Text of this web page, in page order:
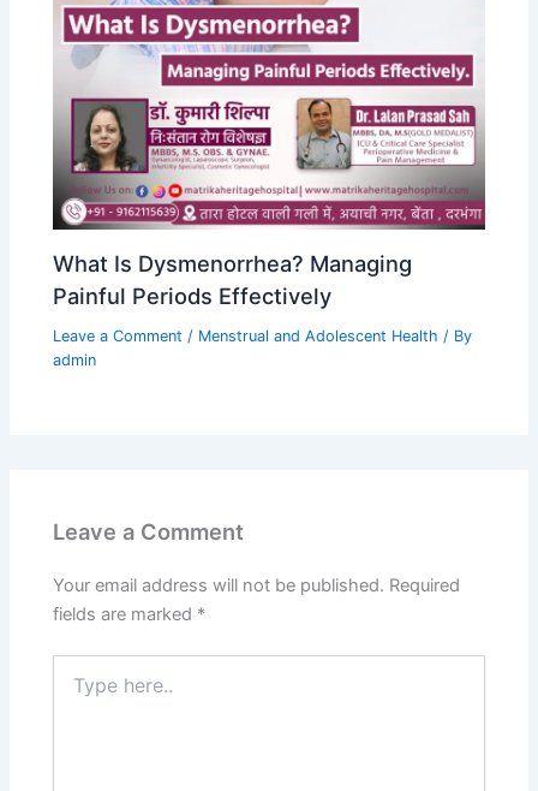
What Is Dysmenorrhea? Managing
Painful Periods Effectively
Leave a Comment / Menstrual and Adolescent Health / By
admin
Leave a Comment
Your email address will not be published. Required
fields are marked *
here..